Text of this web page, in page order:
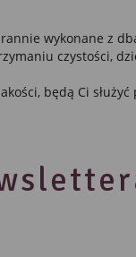
wykonane z
czystości,
będą Ci służyć